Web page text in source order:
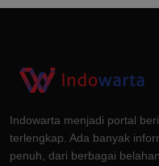
Indowarta menjadi portal
terlengkap. Ada banyak
penuh, dari berbagai